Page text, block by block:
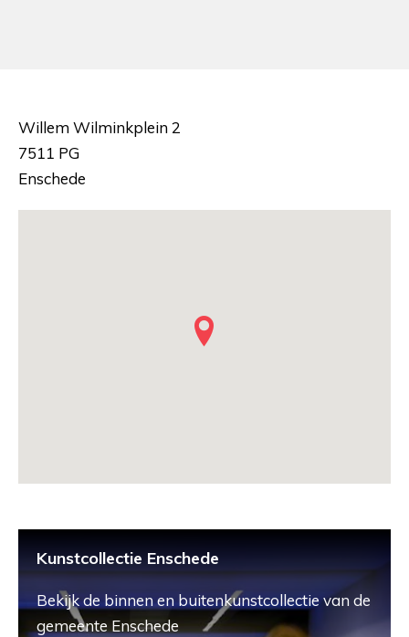
Willem Wilminkplein 2
7511 PG
Enschede
Kunstcollectie Enschede
Bekijk de binnen en buitenkunstcollectie van de
gemeente Enschede